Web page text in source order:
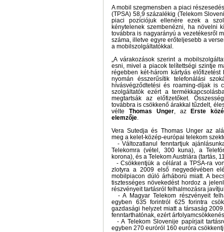
A mobil szegmensben a piaci
(TPSA) 58,9 százalékig (Telekom
piaci pozíciójuk ellenére ezek a
kénytelenek szembenézni, ha növelni
továbbra is nagyarányú a vezetékesről
száma, illetve egyre erőteljesebb a
a mobilszolgáltatókkal.
„A várakozások szerint a
esni, mivel a piacok telítettségi szintje
régebben két-három kártyás
nyomán ésszerűsítik telefonálási
hívásvégződtetési és roaming-díjak is
szolgáltatók ezért a
megtartsák az előfizetőket.
továbbra is csökkenő árakkal tűzdelt,
vélte Thomas Unger, az
Erste
elemzője.
Vera Sutedja és Thomas Unger az
meg a kelet-közép-európai telekom
- Változatlanul fenntartjuk
Telekomra (vétel, 300 kuna), a
korona), és a Telekom Austriára (tartás,
- Csökkentjük a célárat a TPSA-ra
zlotyra a 2009 első negyedévében
mobilpiacon dúló árháború miatt. A
tisztességes növekedést hordoz a
részvényeit tartásról felhalmozásra
- A Magyar Telekom részvényeit
egyben 635 forintról 625 forintra
gazdasági helyzet miatt a társaság
fenntarthatónak, ezért
- A Telekom Slovenije papírjait
egyben 270 euróról 160 euróra